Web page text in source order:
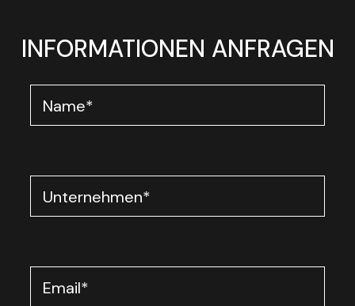
INFORMATIONEN ANFRAGEN
Name*
Unternehmen*
Email*